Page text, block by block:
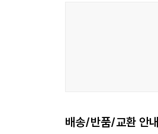
배송/반품/교환 안내